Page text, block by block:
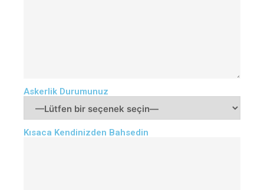
Askerlik Durumunuz
Kısaca Kendinizden Bahsedin